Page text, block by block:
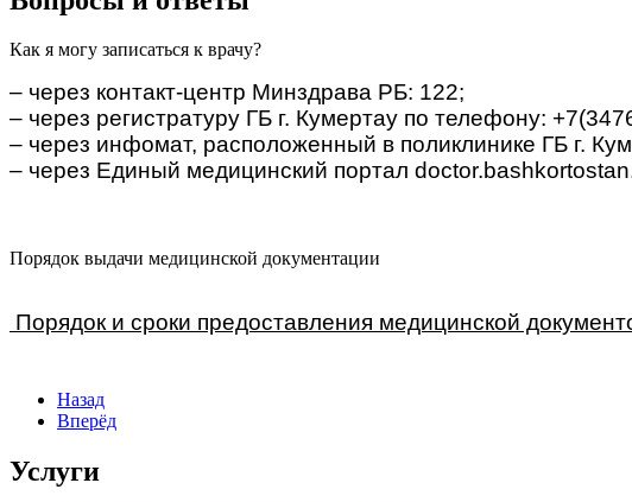
Как я могу записаться к врачу?
– через контакт-центр Минздрава РБ: 122;
– через регистратуру ГБ г. Кумертау по телефону:
– через инфомат, расположенный в поликлинике ГБ г.
– через Единый медицинский портал
Порядок выдачи медицинской документации
Порядок и сроки предоставления медицинской
Назад
Вперёд
Услуги